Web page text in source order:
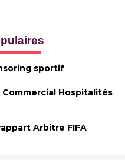
sportif
Hospitalités
Arbitre FIFA